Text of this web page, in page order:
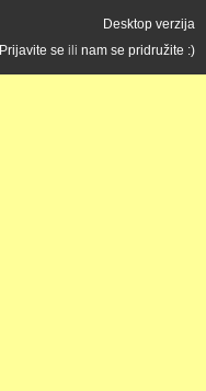
Desktop verzija
Prijavite se ili nam se pridružite :)